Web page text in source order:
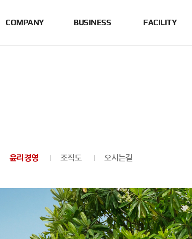
COMPANY BUSINESS FACILITY
윤리경영 조직도 오시는길